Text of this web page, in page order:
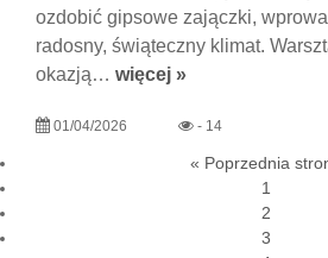
ozdobić gipsowe zajączki,
radosny, świąteczny klimat.
okazją… więcej »
01/04/2026 - 14
« Poprzednia
1
2
3